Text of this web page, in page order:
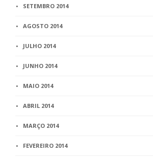
SETEMBRO 2014
AGOSTO 2014
JULHO 2014
JUNHO 2014
MAIO 2014
ABRIL 2014
MARÇO 2014
FEVEREIRO 2014